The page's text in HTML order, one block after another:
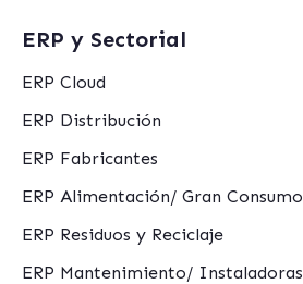
ERP y Sectorial
ERP Cloud
ERP Distribución
ERP Fabricantes
ERP Alimentación/ Gran Consumo
ERP Residuos y Reciclaje
ERP Mantenimiento/ Instaladoras